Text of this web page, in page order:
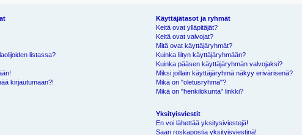
listassa?
kirjautumaan?!
Käyttäjätasot ja ryhmät
Keitä ovat ylläpitäjät?
Keitä ovat valvojat?
Mitä ovat käyttäjäryhmät?
Kuinka liityn käyttäjäryhmään?
Kuinka pääsen käyttäjäryhmän valvojaksi?
Miksi joillain käyttäjäryhmä näkyy erivärisenä?
Mikä on "oletusryhmä"?
Mikä on "henkilökunta" linkki?
Yksityisviestit
En voi lähettää yksitysiviestejä!
Saan roskapostia yksityisviestinä!